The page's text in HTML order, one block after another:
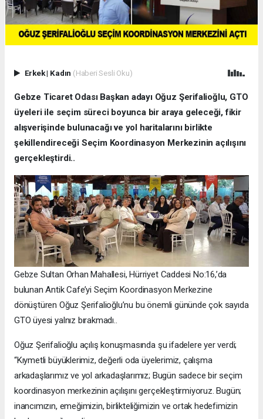
Erkek| Kadın (Haberi Sesli Oku)
Gebze Ticaret Odası Başkan adayı Oğuz Şerifalioğlu, GTO
üyeleri ile seçim süreci boyunca bir araya geleceği, fikir
alışverişinde bulunacağı ve yol haritalarını birlikte
şekillendireceği Seçim Koordinasyon Merkezinin açılışını
gerçekleştirdi..
Gebze Sultan Orhan Mahallesi, Hürriyet Caddesi No:16,’da
bulunan Antik Cafe’yi Seçim Koordinasyon Merkezine
dönüştüren Oğuz Şerifalioğlu’nu bu önemli gününde çok sayıda
GTO üyesi yalnız bırakmadı..
Oğuz Şerifalioğlu açılış konuşmasında şu ifadelere yer verdi;
“Kıymetli büyüklerimiz, değerli oda üyelerimiz, çalışma
arkadaşlarımız ve yol arkadaşlarımız; Bugün sadece bir seçim
koordinasyon merkezinin açılışını gerçekleştirmiyoruz. Bugün;
inancımızın, emeğimizin, birlikteliğimizin ve ortak hedefimizin